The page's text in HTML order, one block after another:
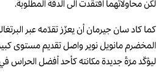
لكن محاولاتهما افتقدت الى الدقّة المطلوبة.
كما كاد سان جيرمان أن يعزّز تقدّمه عبر
المخضرم مانويل نوير واصل تقديم مستوى
ليؤكّد مرّةً جديدة مكانته كأحد أفضل الحراس في